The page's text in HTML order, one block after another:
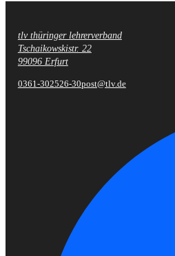
Fußzeile
tlv thüringer lehrerverband
Tschaikowskistr. 22
99096 Erfurt
0361-302526-30post@tlv.de